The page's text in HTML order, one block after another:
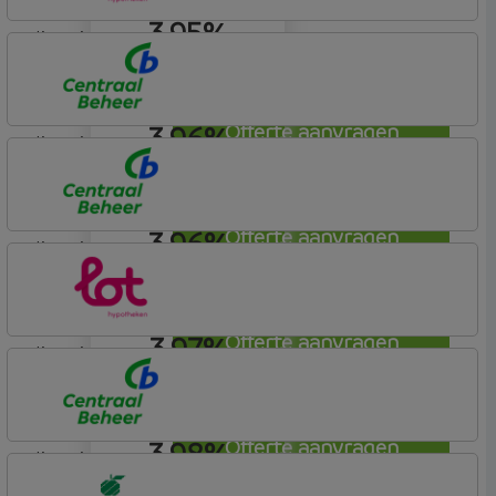
3,95%
Offerte aanvragen
lineair
3,96%
Offerte aanvragen
Lot Hypotheken
lineair
3,96%
Offerte aanvragen
Centraal Beheer
Leef Hypotheek
lineair
3,97%
Offerte aanvragen
Centraal Beheer
Leef Hypotheek
lineair
3,98%
Lot Hypotheken
lineair
Centraal Beheer